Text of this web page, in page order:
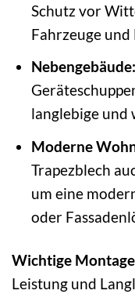
Schutz vor
Fahrzeuge und
Nebengebäude:
langlebige und
Moderne
Trapezblech
um eine
oder
Wichtige
Leistung und